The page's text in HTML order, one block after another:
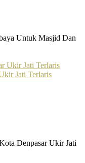
Untuk Masjid Dan
Jati Terlaris
Denpasar Ukir Jati